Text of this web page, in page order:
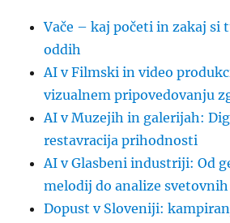
Vače – kaj početi in zakaj si
oddih
AI v Filmski in video
vizualnem pripovedovanju
AI v Muzejih in galerijah:
restavracija prihodnosti
AI v Glasbeni industriji: Od
melodij do analize
Dopust v Sloveniji: